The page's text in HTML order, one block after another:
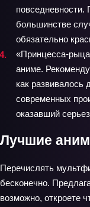
большинстве
обязательно
«Принцесса-
аниме.
как развивалось
современных
оказавший
Лучшие
Перечислять
бесконечно.
возможно, откроете